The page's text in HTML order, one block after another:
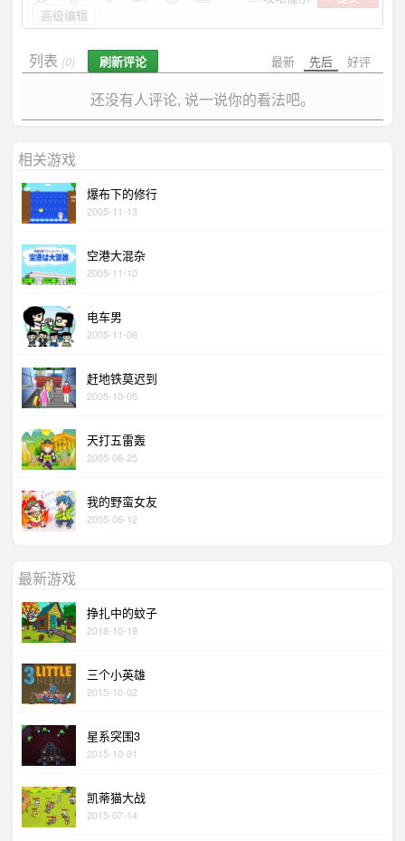
高级编辑
最新 先后 好评
列表 (0) 刷新评论
还没有人评论, 说一说你的看法吧。
相关游戏
爆布下的修行
2005-11-13
空港大混杂
2005-11-10
电车男
2005-11-06
赶地铁莫迟到
2005-10-05
天打五雷轰
2005-06-25
我的野蛮女友
2005-06-12
最新游戏
挣扎中的蚊子
2018-10-19
三个小英雄
2015-10-02
星系突围3
2015-10-01
凯蒂猫大战
2015-07-14